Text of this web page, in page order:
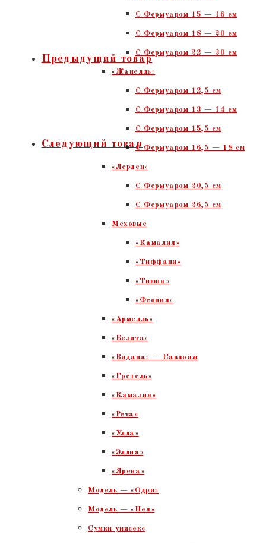
С Фермуаром 15 — 16 см
C Фермуаром 18 — 20 см
С Фермуаром 22 — 30 см
«Жанелль»
С Фермуаром 12,5 см
С Фермуаром 13 — 14 см
С Фермуаром 15,5 см
С Фермуаром 16,5 — 18 см
«Лерден»
С Фермуаром 20,5 см
С Фермуаром 26,5 см
Меховые
«Камалия»
«Тиффани»
«Тиюна»
«Феония»
«Армелль»
«Белита»
«Видана» — Саквояж
«Гретель»
«Камалия»
«Рета»
«Улла»
«Эллия»
«Ярена»
Модель — «Одри»
Модель — «Нея»
Сумки унисекс
Предыдущий товар
Следующий товар